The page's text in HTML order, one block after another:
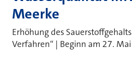
Meerke
Erhöhung des
Verfahren“ | Beginn am 27.